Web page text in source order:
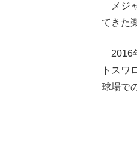
メジ
てきた
2016
トスワ
球場で